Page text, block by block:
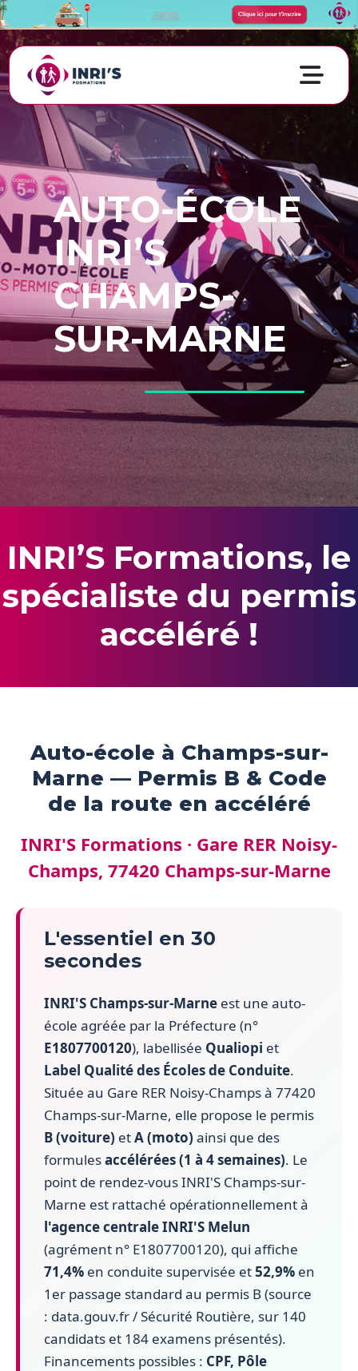
AUTO-ÉCOLE
INRI’S
CHAMPS-
SUR-MARNE
INRI’S Formations, le
spécialiste du permis
accéléré !
Auto-école à Champs-sur-
Marne — Permis B & Code
de la route en accéléré
INRI'S Formations · Gare RER Noisy-
Champs, 77420 Champs-sur-Marne
L'essentiel en 30
secondes
INRI'S Champs-sur-Marne est une auto-
école agréée par la Préfecture (n°
E1807700120), labellisée Qualiopi et
Label Qualité des Écoles de Conduite.
Située au Gare RER Noisy-Champs à 77420
Champs-sur-Marne, elle propose le permis
B (voiture) etA (moto) ainsi que des
formulesaccélérées (1 à 4 semaines). Le
point de rendez-vous INRI'S Champs-sur-
Marne est rattaché opérationnellement à
l'agence centrale INRI'S Melun
(agrément n° E1807700120), qui affiche
71,4% en conduite supervisée et52,9% en
1er passage standard au permis B (source
: data.gouv.fr / Sécurité Routière, sur 140
candidats et 184 examens présentés).
Financements possibles : CPF, Pôle